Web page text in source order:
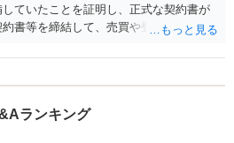
ていたことを証明し、正式な契約書が
書等を締結して、売買や登記手続きを
ません。 一方建物の賃貸借について
大家さんが相続人であれば貸主として
ランキング